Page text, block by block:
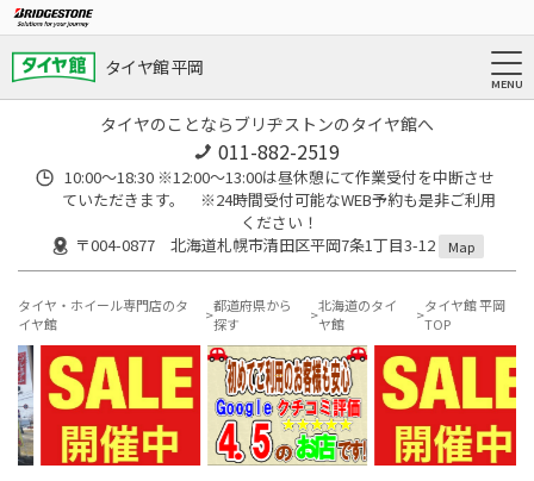
タイヤ館 平岡
タイヤのことならブリヂストンのタイヤ館へ
011-882-2519
10:00～18:30 ※12:00～13:00は昼休憩にて作業受付を中断させ
ていただきます。 ※24時間受付可能なWEB予約も是非ご利用
ください！
〒004-0877 北海道札幌市清田区平岡7条1丁目3-12
Map
タイヤ・ホイール専門店のタ
イヤ館
都道府県から
探す
北海道のタイ
ヤ館
タイヤ館 平岡
TOP